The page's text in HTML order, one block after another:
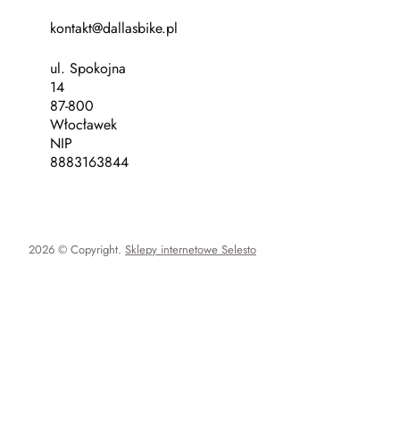
kontakt@dallasbike.pl
ul. Spokojna
14
87-800
Włocławek
NIP
8883163844
2026 © Copyright. Sklepy internetowe Selesto